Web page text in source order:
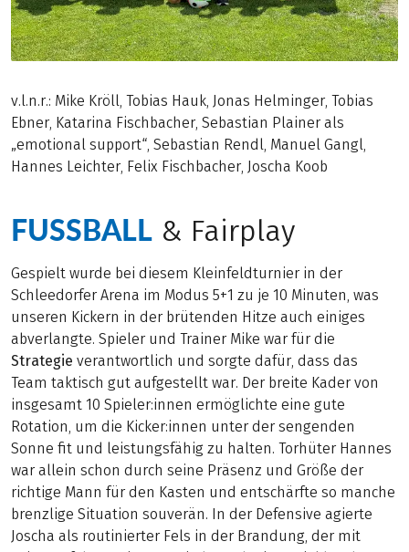
v.l.n.r.: Mike Kröll, Tobias Hauk, Jonas Helminger, Tobias
Ebner, Katarina Fischbacher, Sebastian Plainer als
„emotional support“, Sebastian Rendl, Manuel Gangl,
Hannes Leichter, Felix Fischbacher, Joscha Koob
FUSSBALL & Fairplay
Gespielt wurde bei diesem Kleinfeldturnier in der
Schleedorfer Arena im Modus 5+1 zu je 10 Minuten, was
unseren Kickern in der brütenden Hitze auch einiges
abverlangte. Spieler und Trainer Mike war für die
Strategie verantwortlich und sorgte dafür, dass das
Team taktisch gut aufgestellt war. Der breite Kader von
insgesamt 10 Spieler:innen ermöglichte eine gute
Rotation, um die Kicker:innen unter der sengenden
Sonne fit und leistungsfähig zu halten. Torhüter Hannes
war allein schon durch seine Präsenz und Größe der
richtige Mann für den Kasten und entschärfte so manche
brenzlige Situation souverän. In der Defensive agierte
Joscha als routinierter Fels in der Brandung, der mit